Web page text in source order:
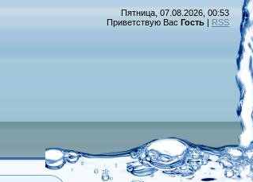
Пятница, 07.08.2026, 00:53
Приветствую Вас Гость | RSS